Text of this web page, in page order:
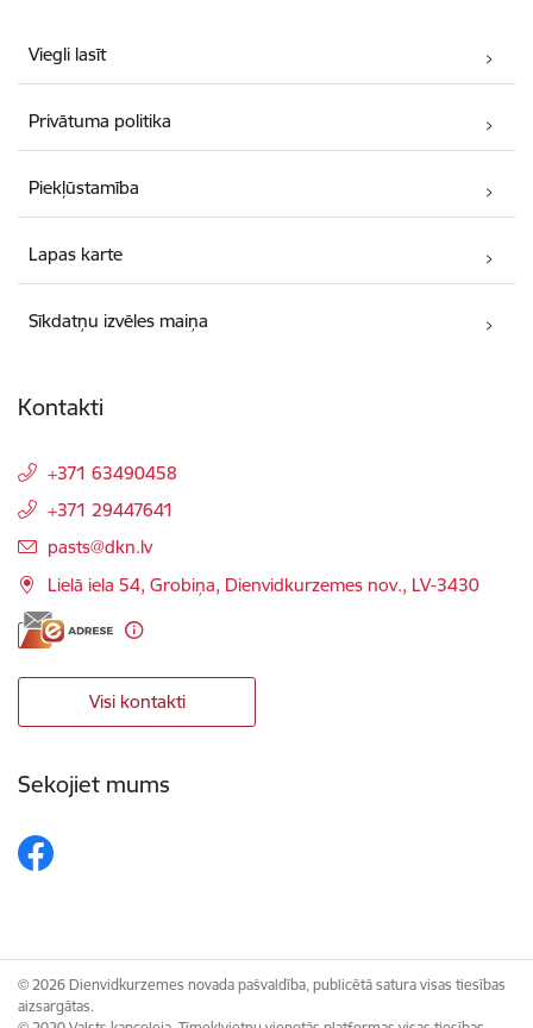
Viegli lasīt
Privātuma politika
Piekļūstamība
Lapas karte
Sīkdatņu izvēles maiņa
Kontakti
+371 63490458
+371 29447641
E-pasts:
pasts@dkn.lv
Lielā iela 54, Grobiņa, Dienvidkurzemes nov., LV-3430
Visi kontakti
Sekojiet mums
© 2026 Dienvidkurzemes novada pašvaldība, publicētā satura visas tiesības
aizsargātas.